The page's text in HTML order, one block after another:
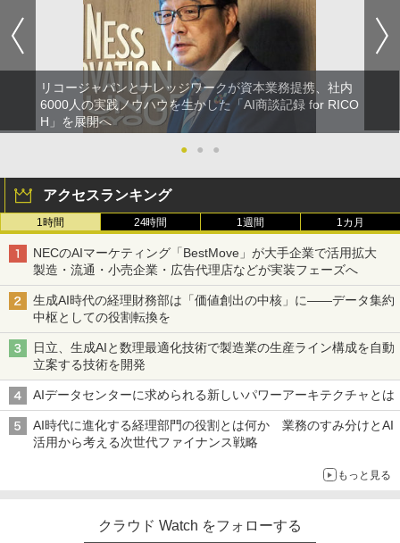
リコージャパンとナレッジワークが資本業務提携、社内
6000人の実践ノウハウを生かした「AI商談記録 for RICO
H」を展開へ
●
● ●
アクセスランキング
1時間 24時間 1週間 1カ月
NECのAIマーケティング「BestMove」が大手企業で活用拡大
製造・流通・小売企業・広告代理店などが実装フェーズへ
生成AI時代の経理財務部は「価値創出の中核」に――データ集約
中枢としての役割転換を
日立、生成AIと数理最適化技術で製造業の生産ライン構成を自動
立案する技術を開発
AIデータセンターに求められる新しいパワーアーキテクチャとは
AI時代に進化する経理部門の役割とは何か 業務のすみ分けとAI
活用から考える次世代ファイナンス戦略
もっと見る
クラウド Watch をフォローする